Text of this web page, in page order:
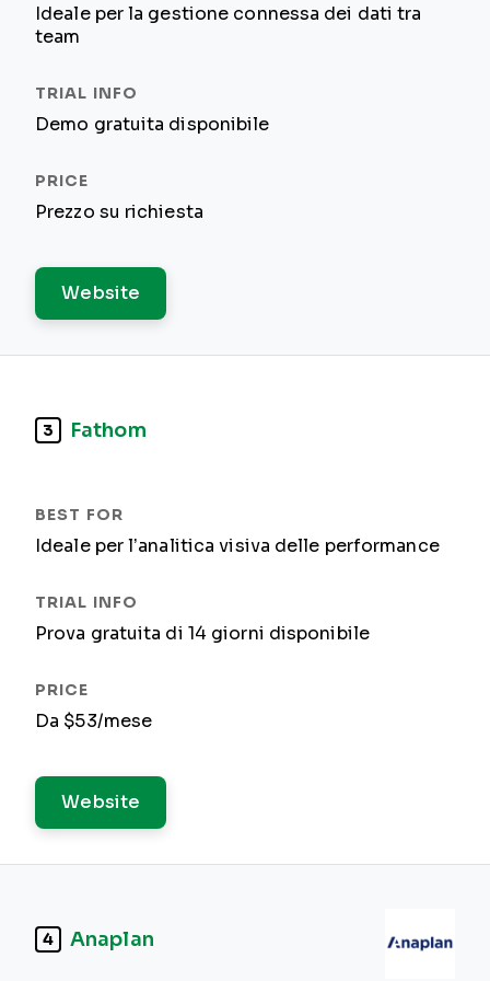
Ideale per la gestione connessa dei dati tra
team
Demo gratuita disponibile
Prezzo su richiesta
Website
3 Fathom
Ideale per l’analitica visiva delle performance
Prova gratuita di 14 giorni disponibile
Da $53/mese
Website
4 Anaplan